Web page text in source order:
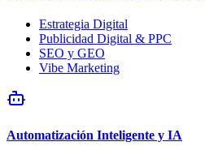
Estrategia Digital
Publicidad Digital & PPC
SEO y GEO
Vibe Marketing
Automatización Inteligente y IA